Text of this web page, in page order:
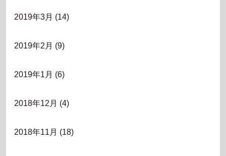
2019年3月 (14)
2019年2月 (9)
2019年1月 (6)
2018年12月 (4)
2018年11月 (18)